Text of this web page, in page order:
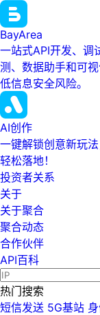
BayArea
一站式API开发、调
测、数据助手和可
低信息安全风险。
AI创作
一键解锁创意新玩
轻松落地！
投资者关系
关于
关于聚合
聚合动态
合作伙伴
API百科
热门搜索
短信发送 5G基站